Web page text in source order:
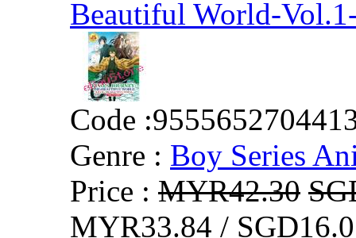
Beautiful World-
Code :
Genre : Boy Series
Price : MYR42.30
MYR33.84 /